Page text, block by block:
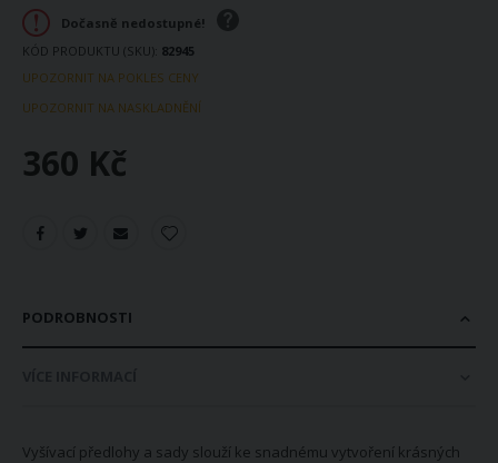
Dočasně nedostupné!
KÓD PRODUKTU (SKU) 82945
UPOZORNIT NA POKLES CENY
UPOZORNIT NA NASKLADNĚNÍ
360 Kč
PODROBNOSTI
Vyšívací předlohy a sady slouží ke snadnému vytvoření krásných